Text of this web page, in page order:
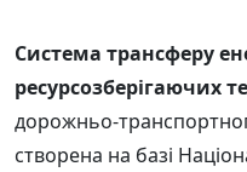
Система трансферу
ресурсозберігаючих
дорожньо-
створена на базі